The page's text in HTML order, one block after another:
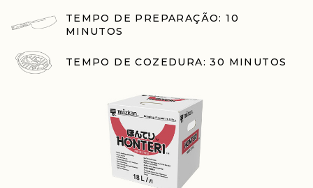
TEMPO DE PREPARAÇÃO: 10
MINUTOS
TEMPO DE COZEDURA: 30 MINUTOS